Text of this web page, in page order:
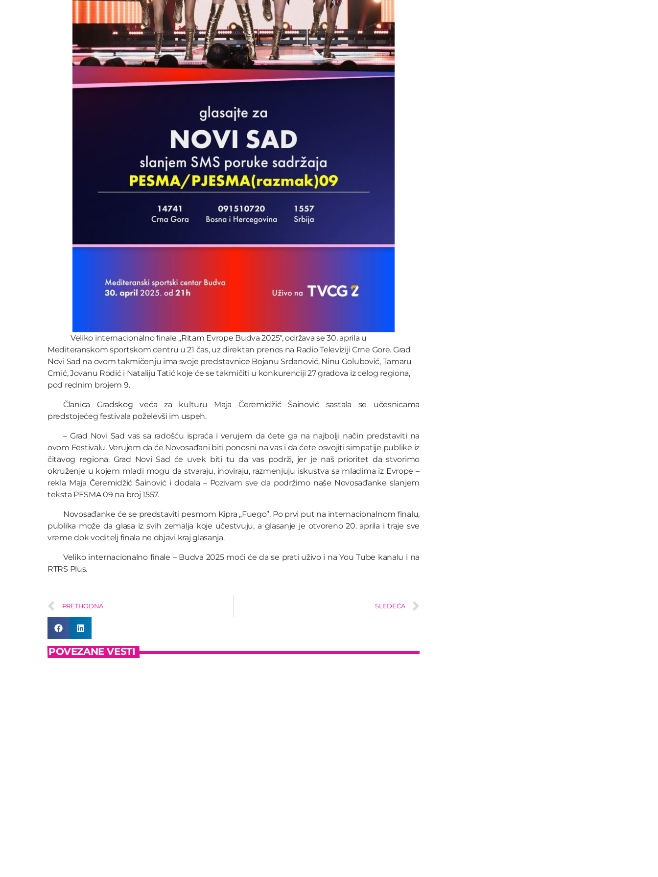
Veliko internacionalno finale „Ritam Evrope Budva 2025″, održava se 30. aprila u
Mediteranskom sportskom centru u 21 čas, uz direktan prenos na Radio Televiziji Crne Gore. Grad
Novi Sad na ovom takmičenju ima svoje predstavnice Bojanu Srdanović, Ninu Golubović, Tamaru
Crnić, Jovanu Rodić i Nataliju Tatić koje će se takmičiti u konkurenciji 27 gradova iz celog regiona,
pod rednim brojem 9.
Članica Gradskog veća za kulturu Maja Čeremidžić Šainović sastala se učesnicama
predstojećeg festivala poželevši im uspeh.
– Grad Novi Sad vas sa radošću ispraća i verujem da ćete ga na najbolji način predstaviti na
ovom Festivalu. Verujem da će Novosađani biti ponosni na vas i da ćete osvojiti simpatije publike iz
čitavog regiona. Grad Novi Sad će uvek biti tu da vas podrži, jer je naš prioritet da stvorimo
okruženje u kojem mladi mogu da stvaraju, inoviraju, razmenjuju iskustva sa mladima iz Evrope –
rekla Maja Čeremidžić Šainović i dodala – Pozivam sve da podržimo naše Novosađanke slanjem
teksta PESMA 09 na broj 1557.
Novosađanke će se predstaviti pesmom Kipra „Fuego”. Po prvi put na internacionalnom finalu,
publika može da glasa iz svih zemalja koje učestvuju, a glasanje je otvoreno 20. aprila i traje sve
vreme dok voditelj finala ne objavi kraj glasanja.
Veliko internacionalno finale – Budva 2025 moći će da se prati uživo i na You Tube kanalu i na
RTRS Plus.
PRETHODNA SLEDEĆA
POVEZANE VESTI